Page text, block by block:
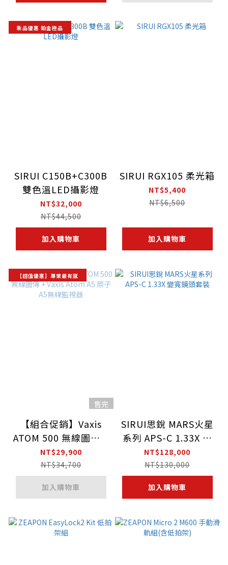
新品優惠 鉑金極品
SIRUI C150B+C300B
雙色溫LED攝影燈
NT$32,000
NT$44,500
加入購物車
SIRUI RGX105 柔光箱
NT$5,400
NT$6,500
加入購物車
【超值優惠】專業最有感
售完
【組合促銷】Vaxis
ATOM 500 無線圖傳 +
Vaxis Atom A5 原子
A5無線監視器
NT$29,900
NT$34,700
加入購物車
SIRUI思銳 MARS火星
系列 APS-C 1.33X 變
寬鏡頭套裝
NT$128,000
NT$130,000
加入購物車